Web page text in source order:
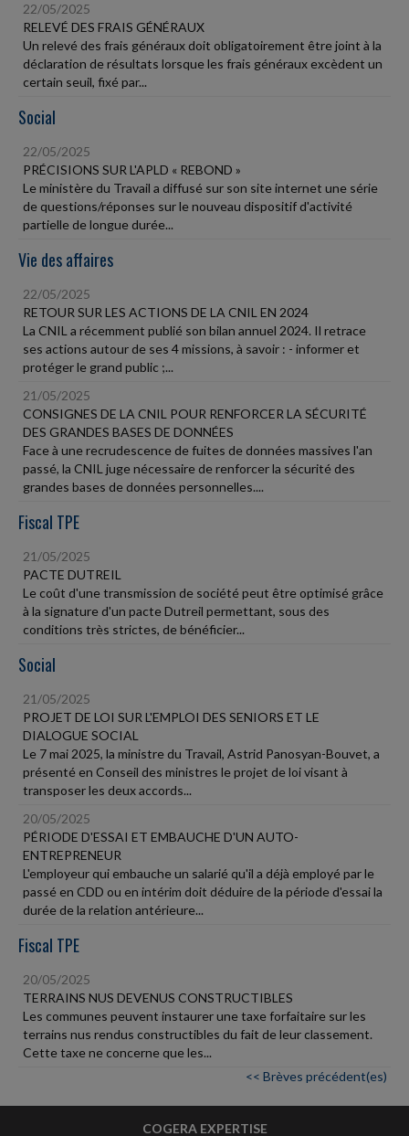
22/05/2025
RELEVÉ DES FRAIS GÉNÉRAUX
Un relevé des frais généraux doit obligatoirement être joint à la
déclaration de résultats lorsque les frais généraux excèdent un
certain seuil, fixé par...
Social
22/05/2025
PRÉCISIONS SUR L'APLD « REBOND »
Le ministère du Travail a diffusé sur son site internet une série
de questions/réponses sur le nouveau dispositif d'activité
partielle de longue durée...
Vie des affaires
22/05/2025
RETOUR SUR LES ACTIONS DE LA CNIL EN 2024
La CNIL a récemment publié son bilan annuel 2024. Il retrace
ses actions autour de ses 4 missions, à savoir : - informer et
protéger le grand public ;...
21/05/2025
CONSIGNES DE LA CNIL POUR RENFORCER LA SÉCURITÉ
DES GRANDES BASES DE DONNÉES
Face à une recrudescence de fuites de données massives l'an
passé, la CNIL juge nécessaire de renforcer la sécurité des
grandes bases de données personnelles....
Fiscal TPE
21/05/2025
PACTE DUTREIL
Le coût d'une transmission de société peut être optimisé grâce
à la signature d'un pacte Dutreil permettant, sous des
conditions très strictes, de bénéficier...
Social
21/05/2025
PROJET DE LOI SUR L'EMPLOI DES SENIORS ET LE
DIALOGUE SOCIAL
Le 7 mai 2025, la ministre du Travail, Astrid Panosyan-Bouvet, a
présenté en Conseil des ministres le projet de loi visant à
transposer les deux accords...
20/05/2025
PÉRIODE D'ESSAI ET EMBAUCHE D'UN AUTO-
ENTREPRENEUR
L'employeur qui embauche un salarié qu'il a déjà employé par le
passé en CDD ou en intérim doit déduire de la période d'essai la
durée de la relation antérieure...
Fiscal TPE
20/05/2025
TERRAINS NUS DEVENUS CONSTRUCTIBLES
Les communes peuvent instaurer une taxe forfaitaire sur les
terrains nus rendus constructibles du fait de leur classement.
Cette taxe ne concerne que les...
<< Brèves précédent(es)
COGERA EXPERTISE